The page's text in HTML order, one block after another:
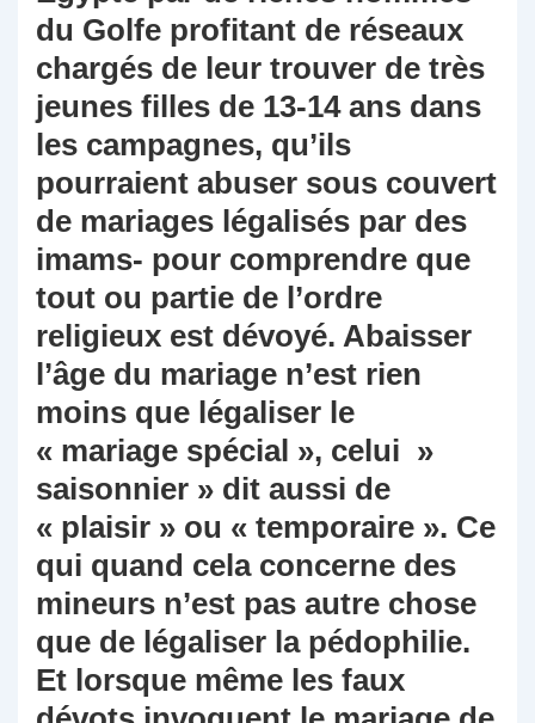
du Golfe profitant de réseaux
chargés de leur trouver de très
jeunes filles de 13-14 ans dans
les campagnes, qu’ils
pourraient abuser sous couvert
de mariages légalisés par des
imams- pour comprendre que
tout ou partie de l’ordre
religieux est dévoyé. Abaisser
l’âge du mariage n’est rien
moins que légaliser le
« mariage spécial », celui »
saisonnier » dit aussi de
« plaisir » ou « temporaire ». Ce
qui quand cela concerne des
mineurs n’est pas autre chose
que de légaliser la pédophilie.
Et lorsque même les faux